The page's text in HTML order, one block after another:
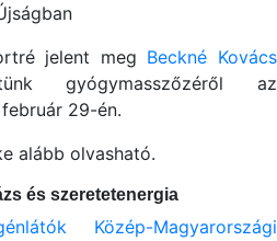
jelent meg Beckné Kovács
gyógymasszőzéről az
február 29-én.
alább olvasható.
és szeretetenergia
Közép-Magyarországi